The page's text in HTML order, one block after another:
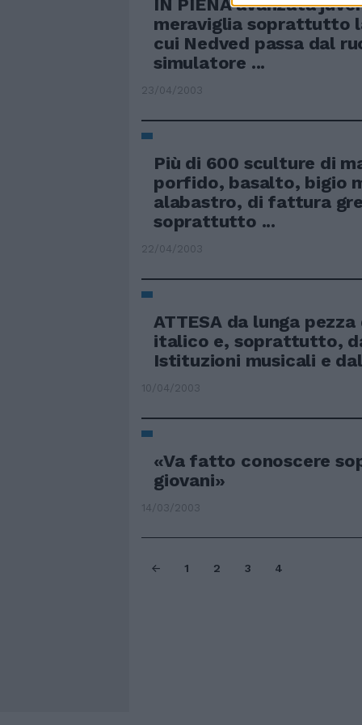
IN PIENA avanzata
meraviglia soprattutto
cui Nedved passa dal
simulatore ...
23/04/2003
Più di 600 sculture di
porfido, basalto, bigio
alabastro, di fattura
soprattutto ...
22/04/2003
ATTESA da lunga
italico e, soprattutto,
Istituzioni musicali e
10/04/2003
«Va fatto conoscere
giovani»
14/03/2003
1 2 3 4